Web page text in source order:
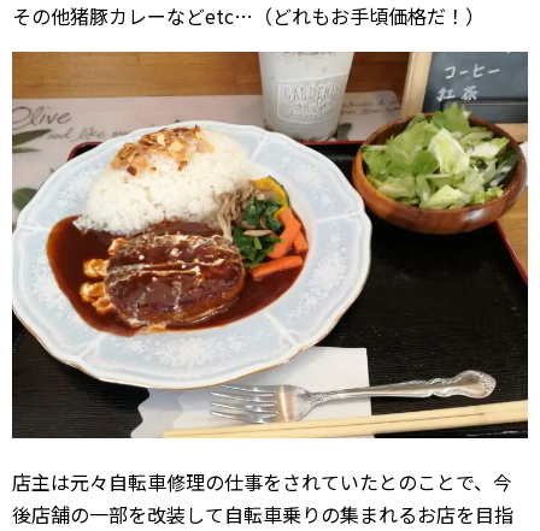
その他猪豚カレーなどetc…（どれもお手頃価格だ！）
店主は元々自転車修理の仕事をされていたとのことで、今
後店舗の一部を改装して自転車乗りの集まれるお店を目指